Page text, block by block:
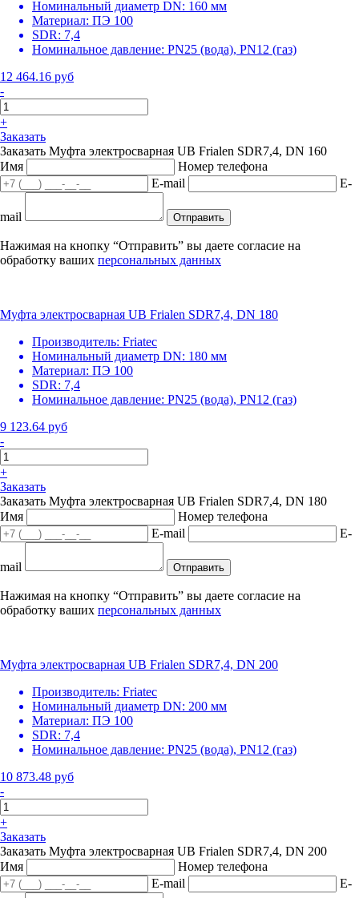
Номинальный диаметр DN: 160 мм
Материал: ПЭ 100
SDR: 7,4
Номинальное давление: PN25 (вода), PN12 (газ)
12 464.16 руб
-
+
Заказать
Заказать Муфта электросварная UB Frialen SDR7,4, DN 160
Имя
Номер телефона
E-mail
E-
mail Отправить
Нажимая на кнопку “Отправить” вы даете согласие на
обработку ваших персональных данных
Муфта электросварная UB Frialen SDR7,4, DN 180
Производитель: Friatec
Номинальный диаметр DN: 180 мм
Материал: ПЭ 100
SDR: 7,4
Номинальное давление: PN25 (вода), PN12 (газ)
9 123.64 руб
-
+
Заказать
Заказать Муфта электросварная UB Frialen SDR7,4, DN 180
Имя
Номер телефона
E-mail
E-
mail Отправить
Нажимая на кнопку “Отправить” вы даете согласие на
обработку ваших персональных данных
Муфта электросварная UB Frialen SDR7,4, DN 200
Производитель: Friatec
Номинальный диаметр DN: 200 мм
Материал: ПЭ 100
SDR: 7,4
Номинальное давление: PN25 (вода), PN12 (газ)
10 873.48 руб
-
+
Заказать
Заказать Муфта электросварная UB Frialen SDR7,4, DN 200
Имя
Номер телефона
E-mail
E-